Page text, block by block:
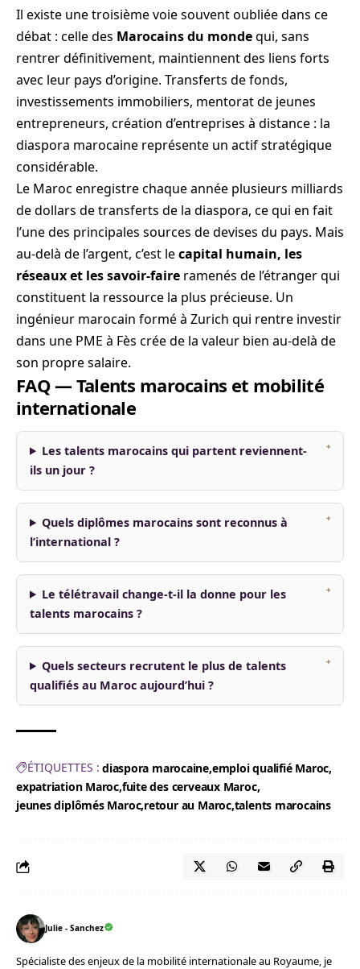
Il existe une troisième voie souvent oubliée dans ce
débat : celle des Marocains du mondequi, sans
rentrer définitivement, maintiennent des liens forts
avec leur pays d’origine. Transferts de fonds,
investissements immobiliers, mentorat de jeunes
entrepreneurs, création d’entreprises à distance : la
diaspora marocaine représente un actif stratégique
considérable.
Le Maroc enregistre chaque année plusieurs milliards
de dollars de transferts de la diaspora, ce qui en fait
l’une des principales sources de devises du pays. Mais
au-delà de l’argent, c’est lecapital humain, les
réseaux et les savoir-faire ramenés de l’étranger qui
constituent la ressource la plus précieuse. Un
ingénieur marocain formé à Zurich qui rentre investir
dans une PME à Fès crée de la valeur bien au-delà de
son propre salaire.
FAQ — Talents marocains et mobilité
internationale
Les talents marocains qui partent reviennent-
ils un jour ?
Quels diplômes marocains sont reconnus à
l’international ?
Le télétravail change-t-il la donne pour les
talents marocains ?
Quels secteurs recrutent le plus de talents
qualifiés au Maroc aujourd’hui ?
ÉTIQUETTES : diaspora marocaine emploi qualifié Maroc
expatriation Maroc fuite des cerveaux Maroc
jeunes diplômés Maroc retour au Maroc talents marocains
Julie - Sanchez
Spécialiste des enjeux de la mobilité internationale au Royaume, je